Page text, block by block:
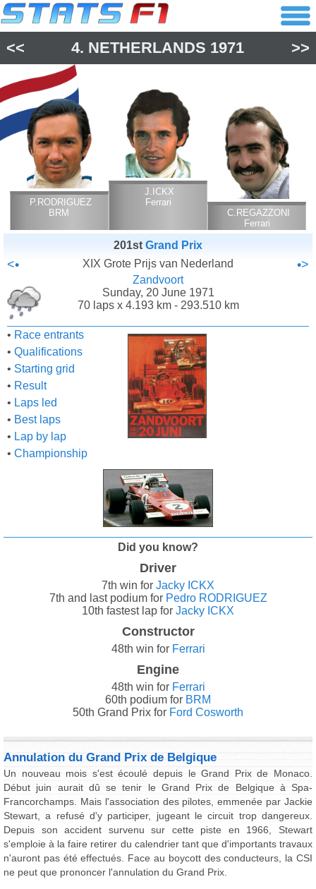
<< 4. NETHERLANDS 1971 >>
P.RODRIGUEZ
BRM
J.ICKX
Ferrari
C.REGAZZONI
Ferrari
201st Grand Prix
<• XIX Grote Prijs van Nederland •>
Zandvoort
Sunday, 20 June 1971
70 laps x 4.193 km - 293.510 km
• Race entrants
• Qualifications
• Starting grid
• Result
• Laps led
• Best laps
• Lap by lap
• Championship
Did you know?
Driver
7th win for Jacky ICKX
7th and last podium for Pedro RODRIGUEZ
10th fastest lap for Jacky ICKX
Constructor
48th win for Ferrari
Engine
48th win for Ferrari
60th podium for BRM
50th Grand Prix for Ford Cosworth
Annulation du Grand Prix de Belgique
Un nouveau mois s'est écoulé depuis le Grand Prix de Monaco.
Début juin aurait dû se tenir le Grand Prix de Belgique à Spa-
Francorchamps. Mais l'association des pilotes, emmenée par Jackie
Stewart, a refusé d'y participer, jugeant le circuit trop dangereux.
Depuis son accident survenu sur cette piste en 1966, Stewart
s'emploie à la faire retirer du calendrier tant que d'importants travaux
n'auront pas été effectués. Face au boycott des conducteurs, la CSI
ne peut que prononcer l'annulation du Grand Prix.